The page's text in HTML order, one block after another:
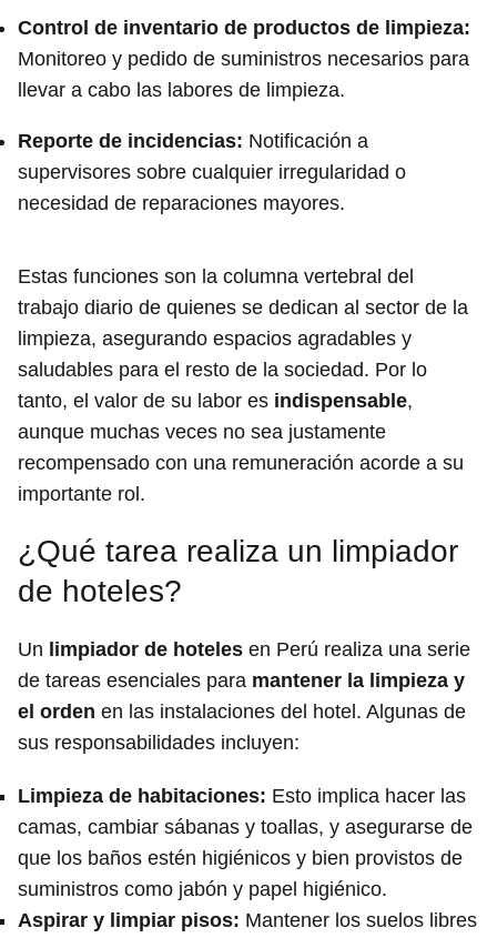
Control de inventario de productos de limpieza:
Monitoreo y pedido de suministros necesarios para
llevar a cabo las labores de limpieza.
Reporte de incidencias: Notificación a
supervisores sobre cualquier irregularidad o
necesidad de reparaciones mayores.
Estas funciones son la columna vertebral del
trabajo diario de quienes se dedican al sector de la
limpieza, asegurando espacios agradables y
saludables para el resto de la sociedad. Por lo
tanto, el valor de su labor es indispensable,
aunque muchas veces no sea justamente
recompensado con una remuneración acorde a su
importante rol.
¿Qué tarea realiza un limpiador
de hoteles?
Un limpiador de hoteles en Perú realiza una serie
de tareas esenciales para mantener la limpieza y
el orden en las instalaciones del hotel. Algunas de
sus responsabilidades incluyen:
Limpieza de habitaciones: Esto implica hacer las
camas, cambiar sábanas y toallas, y asegurarse de
que los baños estén higiénicos y bien provistos de
suministros como jabón y papel higiénico.
Aspirar y limpiar pisos: Mantener los suelos libres